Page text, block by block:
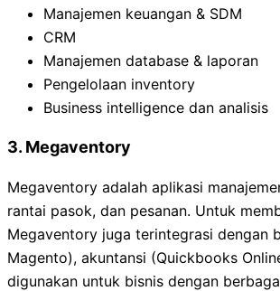
Manajemen keuangan & SDM
CRM
Manajemen database & laporan
Pengelolaan inventory
Business intelligence dan analisis
3. Megaventory
Megaventory adalah aplikasi
rantai pasok, dan pesanan. Untuk
Megaventory juga terintegrasi dengan
Magento), akuntansi (Quickbooks
digunakan untuk bisnis dengan